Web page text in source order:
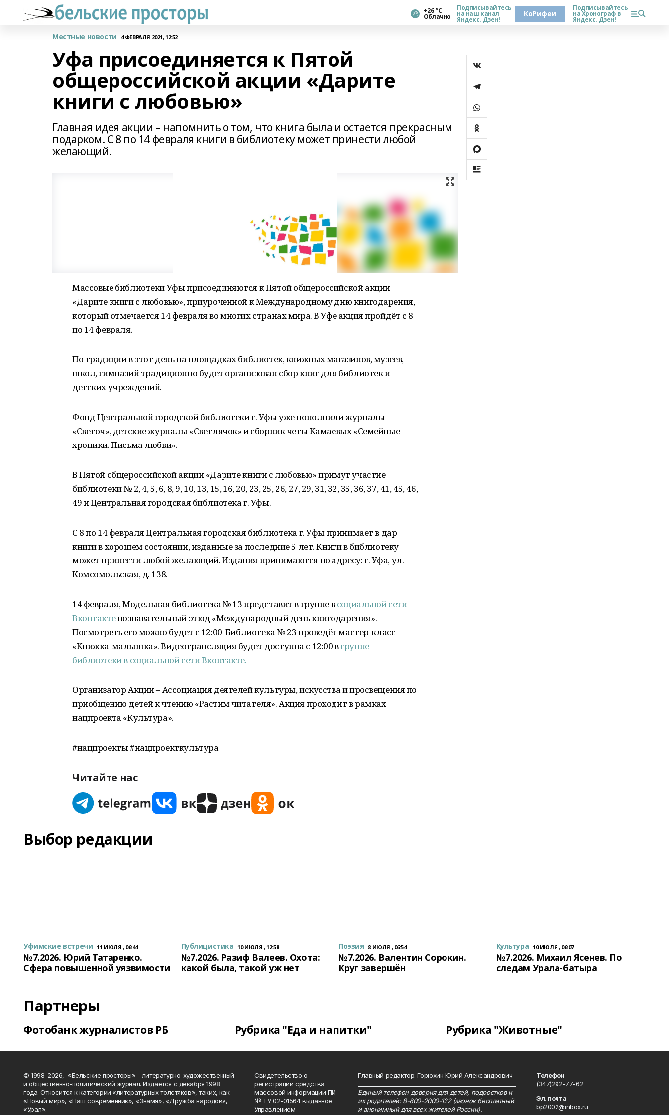
+26 °С
Облачно
Подписывайтесь
на наш канал
Яндекс. Дзен!
КоРифеи
Подписывайтесь
на Хронограф в
Яндекс. Дзен!
Местные новости 4 ФЕВРАЛЯ 2021, 12:52
Уфа присоединяется к Пятой
общероссийской акции «Дарите
книги с любовью»
Главная идея акции – напомнить о том, что книга была и остается прекрасным
подарком. С 8 по 14 февраля книги в библиотеку может принести любой
желающий.
Массовые библиотеки Уфы присоединяются к Пятой общероссийской акции
«Дарите книги с любовью», приуроченной к Международному дню книгодарения,
который отмечается 14 февраля во многих странах мира. В Уфе акция пройдёт с 8
по 14 февраля.
По традиции в этот день на площадках библиотек, книжных магазинов, музеев,
школ, гимназий традиционно будет организован сбор книг для библиотек и
детских учреждений.
Фонд Центральной городской библиотеки г. Уфы уже пополнили журналы
«Светоч», детские журналы «Светлячок» и сборник четы Камаевых «Семейные
хроники. Письма любви».
В Пятой общероссийской акции «Дарите книги с любовью» примут участие
библиотеки № 2, 4, 5, 6, 8, 9, 10, 13, 15, 16, 20, 23, 25, 26, 27, 29, 31, 32, 35, 36, 37, 41, 45, 46,
49 и Центральная городская библиотека г. Уфы.
С 8 по 14 февраля Центральная городская библиотека г. Уфы принимает в дар
книги в хорошем состоянии, изданные за последние 5 лет. Книги в библиотеку
может принести любой желающий. Издания принимаются по адресу: г. Уфа, ул.
Комсомольская, д. 138.
14 февраля, Модельная библиотека № 13 представит в группе всоциальной сети
Вконтактепознавательный этюд «Международный день книгодарения».
Посмотреть его можно будет с 12:00. Библиотека № 23 проведёт мастер-класс
«Книжка-малышка». Видеотрансляция будет доступна с 12:00 вгруппе
библиотеки в социальной сети Вконтакте.
Организатор Акции – Ассоциация деятелей культуры, искусства и просвещения по
приобщению детей к чтению «Растим читателя». Акция проходит в рамках
нацпроекта «Культура».
#нацпроекты #нацпроекткультура
Читайте нас
Выбор редакции
Уфимские встречи 11 ИЮЛЯ , 06:44
№7.2026. Юрий Татаренко.
Сфера повышенной уязвимости
Публицистика 10 ИЮЛЯ , 12:58
№7.2026. Разиф Валеев. Охота:
какой была, такой уж нет
Поэзия 8 ИЮЛЯ , 06:54
№7.2026. Валентин Сорокин.
Круг завершён
Культура 10 ИЮЛЯ , 06:07
№7.2026. Михаил Ясенев. По
следам Урала-батыра
Партнеры
Фотобанк журналистов РБ Рубрика "Еда и напитки" Рубрика "Животные"
© 1998-2026, «Бельские просторы» - литературно-художественный
и общественно-политический журнал. Издается с декабря 1998
года. Относится к категории «литературных толстяков», таких, как
«Новый мир», «Наш современник», «Знамя», «Дружба народов»,
«Урал».
Свидетельство о
регистрации средства
массовой информации ПИ
№ ТУ 02-01564 выданное
Управлением
Главный редактор: Горюхин Юрий Александрович
Единый телефон доверия для детей, подростков и
их родителей: 8-800-2000-122 (звонок бесплатный
и анонимный для всех жителей России).
Телефон
(347)292-77-62
Эл. почта
bp2002@inbox.ru